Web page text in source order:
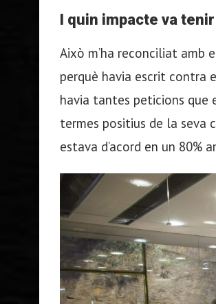
I quin impacte va
Això m’ha reconciliat amb
perquè havia escrit contra
havia tantes peticions que
termes positius de la seva
estava d’acord en un 80%